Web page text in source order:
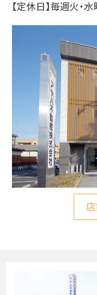
【定休日】毎週火・